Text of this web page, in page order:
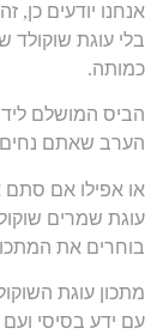
אנחנו יודעים כן,
בלי עוגת שוקולד
כמותה.
הביס המושלם
הערב שאתם נחים
או אפילו אם
עוגת שמרים
בוחרים את
מתכון עוגת
עם ידע בסיסי ועם